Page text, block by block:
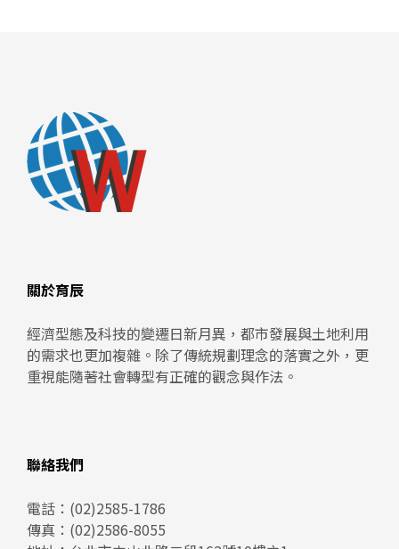
關於育辰
經濟型態及科技的變遷日新月異，都市發展與土地利用
的需求也更加複雜。除了傳統規劃理念的落實之外，更
重視能隨著社會轉型有正確的觀念與作法。
聯絡我們
電話： (02)2585-1786
傳真：(02)2586-8055